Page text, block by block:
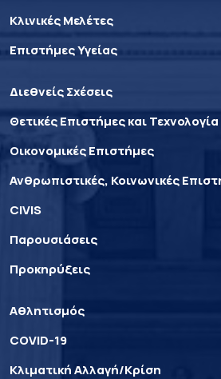
Κλινικές Μελέτες
Επιστήμες Υγείας
Διεθνείς Σχέσεις
Θετικές Επιστήμες και Τεχνολογία
Οικονομικές Επιστήμες
Ανθρωπιστικές, Κοινωνικές
CIVIS
Παρουσιάσεις
Προκηρύξεις
Αθλητισμός
COVID-19
Κλιματική Αλλαγή/Κρίση